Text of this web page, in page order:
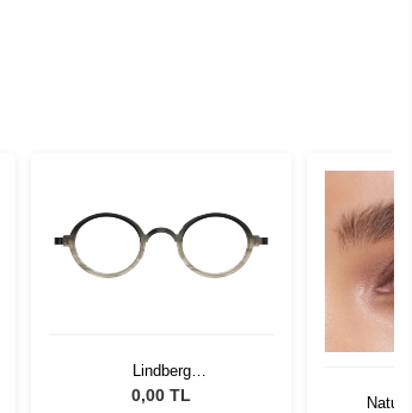
Lindberg
LDO.AC1011.AI26.42135
0,00 TL